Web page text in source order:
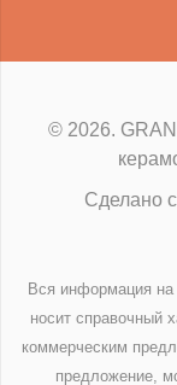
© 2026.
Сделано
Вся информация на
носит справочный
коммерческим
предложение,